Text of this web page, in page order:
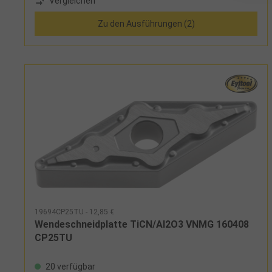
Zu den Ausführungen (2)
19694CP25TU - 12,85 €
Wendeschneidplatte TiCN/Al2O3 VNMG 160408
CP25TU
20 verfügbar